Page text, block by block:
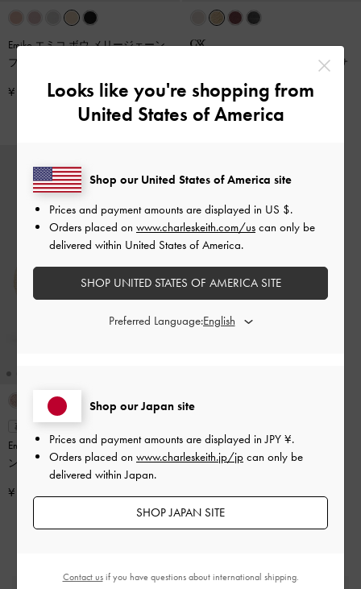
Emiko エミコ ボウ メリージェーン
フラット
¥ 8,900
Petina ペティナ レザー スライドサ
ンダル
ゴールド
¥ 11,900
再入荷
Emmy エミー ポインテッドトゥパ
ンプス
ゴールド
¥ 8,900
Looks like you're shopping from
United States of America
Shop our Japan site
Prices and payment amounts are displayed inJPY ¥.
Orders placed on www.charleskeith.jp/jp can only be
delivered within Japan.
SHOP JAPAN SITE
Shop our United States of America site
Prices and payment amounts are displayed in US $.
Orders placed on www.charleskeith.com/us can only be
delivered within United States of America.
SHOP UNITED STATES OF AMERICA SITE
Preferred Language:
Contact usif you have questions about international shipping.